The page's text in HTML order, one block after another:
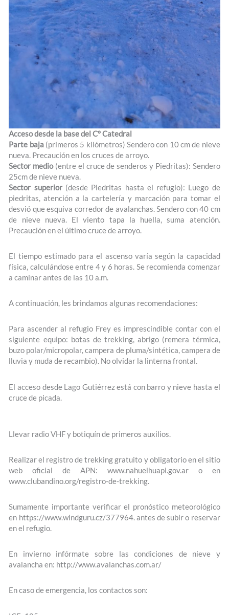
Acceso desde la base del C° Catedral
Parte baja(primeros 5 kilómetros) Sendero con 10 cm de nieve
nueva. Precaución en los cruces de arroyo.
Sector medio (entre el cruce de senderos y Piedritas): Sendero
25cm de nieve nueva.
Sector superior (desde Piedritas hasta el refugio): Luego de
piedritas, atención a la cartelería y marcación para tomar el
desvió que esquiva corredor de avalanchas. Sendero con 40 cm
de nieve nueva. El viento tapa la huella, suma atención.
Precaución en el último cruce de arroyo.
El tiempo estimado para el ascenso varía según la capacidad
física, calculándose entre 4 y 6 horas. Se recomienda comenzar
a caminar antes de las 10 a.m.
A continuación, les brindamos algunas recomendaciones:
Para ascender al refugio Frey es imprescindible contar con el
siguiente equipo: botas de trekking, abrigo (remera térmica,
buzo polar/micropolar, campera de pluma/sintética, campera de
lluvia y muda de recambio). No olvidar la linterna frontal.
El acceso desde Lago Gutiérrez está con barro y nieve hasta el
cruce de picada.
Llevar radio VHF y botiquín de primeros auxilios.
Realizar el registro de trekking gratuito y obligatorio en el sitio
web oficial de APN: www.nahuelhuapi.gov.ar o en
www.clubandino.org/registro-de-trekking.
Sumamente importante verificar el pronóstico meteorológico
en https://www.windguru.cz/377964. antes de subir o reservar
en el refugio.
En invierno infórmate sobre las condiciones de nieve y
avalancha en: http://www.avalanchas.com.ar/
En caso de emergencia, los contactos son: